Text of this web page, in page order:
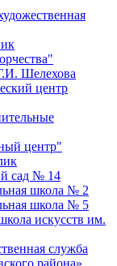
Шелехова
центр
центр"
сад № 14
школа № 2
школа № 5
искусств им.
служба
района»